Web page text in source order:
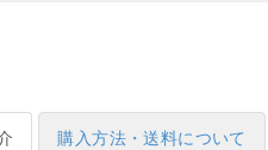
購入方法・送料について